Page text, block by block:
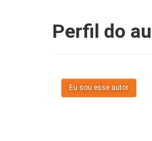
Perfil do
Eu sou esse autor